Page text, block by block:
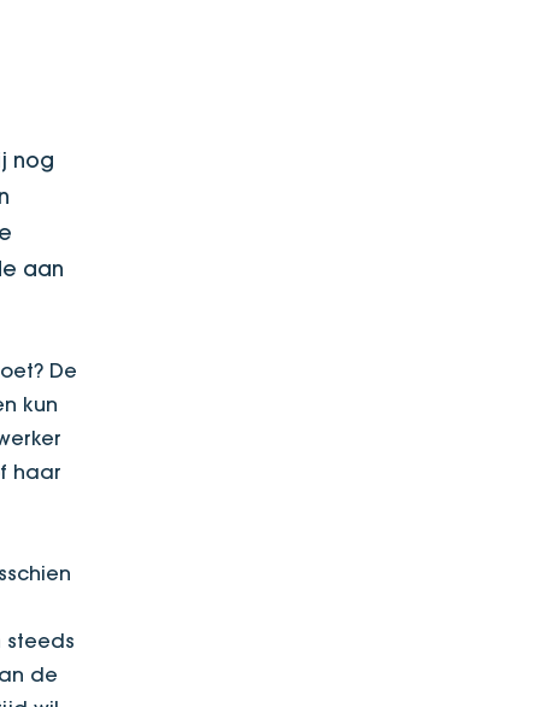
nog
aan
De
kun
haar
steeds
de